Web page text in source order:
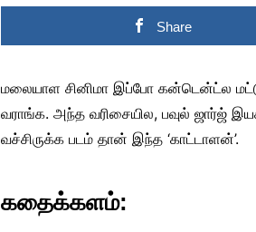
Share
மலையாள சினிமா இப்போ கன்டென்ட்ல
வராங்க. அந்த வரிசையில, பவுல் ஜார்ஜ்
வச்சிருக்க படம் தான் இந்த ‘காட்டாளன்’.
கதைக்களம்: